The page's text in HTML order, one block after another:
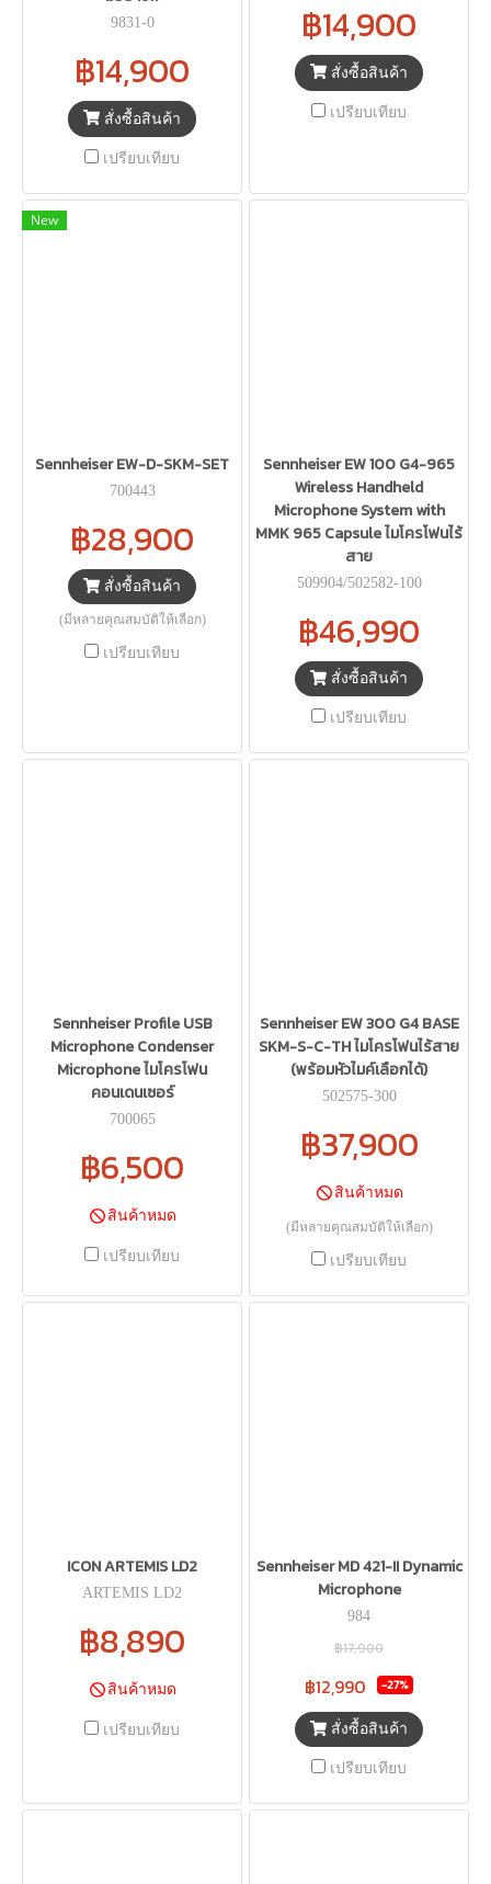
9831-0
฿14,900
สั่งซื้อสินค้า
เปรียบเทียบ
฿14,900
สั่งซื้อสินค้า
เปรียบเทียบ
New
Sennheiser EW-D-SKM-SET
700443
฿28,900
สั่งซื้อสินค้า
(มีหลายคุณสมบัติให้เลือก)
เปรียบเทียบ
Sennheiser EW 100 G4-965
Wireless Handheld
Microphone System with
MMK 965 Capsule ไมโครโฟนไร้
สาย
509904/502582-100
฿46,990
สั่งซื้อสินค้า
เปรียบเทียบ
Sennheiser Profile USB
Microphone Condenser
Microphone ไมโครโฟน
คอนเดนเซอร์
700065
฿6,500
สินค้าหมด
เปรียบเทียบ
Sennheiser EW 300 G4 BASE
SKM-S-C-TH ไมโครโฟนไร้สาย
(พร้อมหัวไมค์เลือกได้)
502575-300
฿37,900
สินค้าหมด
(มีหลายคุณสมบัติให้เลือก)
เปรียบเทียบ
ICON ARTEMIS LD2
ARTEMIS LD2
฿8,890
สินค้าหมด
เปรียบเทียบ
Sennheiser MD 421-II Dynamic
Microphone
984
฿17,900
฿12,990 -27%
สั่งซื้อสินค้า
เปรียบเทียบ